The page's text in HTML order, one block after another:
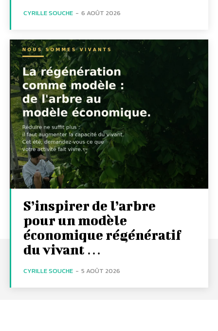
CYRILLE SOUCHE - 6 AOÛT 2026
S’inspirer de l’arbre
pour un modèle
économique régénératif
du vivant …
CYRILLE SOUCHE - 5 AOÛT 2026